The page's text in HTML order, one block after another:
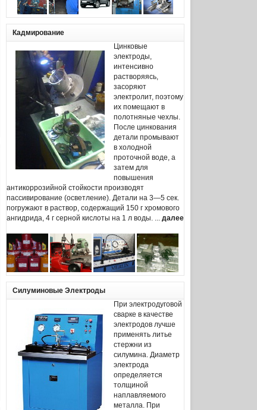
Кадмирование
Цинковые
электроды,
интенсивно
растворяясь,
засоряют
электролит, поэтому
их помещают в
полотняные чехлы.
После цинкования
детали промывают
в холодной
проточной воде, а
затем для
повышения
антикоррозийной стойкости производят
пассивирование (осветление). Детали на 3—5 сек.
погружают в раствор, содержащий 150 г хромового
ангидрида, 4 г серной кислоты на 1 л воды. ... далее
Силуминовые Электроды
При электродуговой
сварке в качестве
электродов лучше
применять литье
стержни из
силумина. Диаметр
электрода
определяется
толщиной
наплавляемого
металла. При